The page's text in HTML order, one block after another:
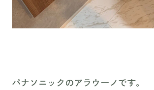
パナソニックのアラウーノです。